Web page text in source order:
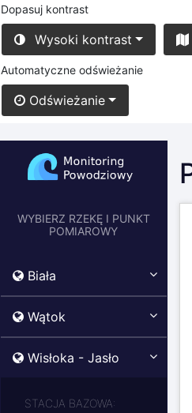
Dopasuj kontrast
Wysoki kontrast
Automatyczne odświeżanie
Odświeżanie
WYBIERZ RZEKĘ I PUNKT
POMIAROWY
Biała
Wątok
Wisłoka - Jasło
STACJA BAZOWA: